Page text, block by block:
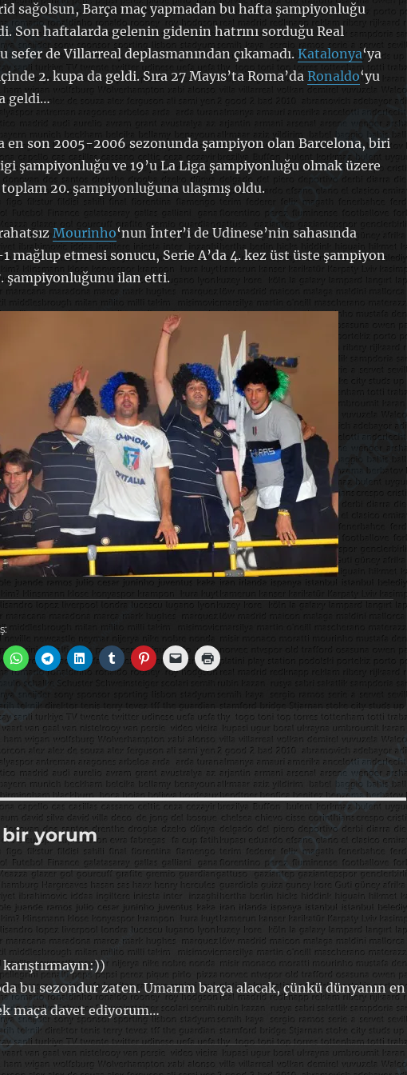
sağolsun, Barça maç yapmadan bu hafta şampiyonluğu
Son haftalarda gelenin gidenin hatrını sorduğu Real
sefer de Villarreal deplasmanından çıkamadı. Katalonya‘ya
2. kupa da geldi. Sıra 27 Mayıs’ta Roma’da Ronaldo‘yu
geldi…
en son 2005-2006 sezonunda şampiyon olan Barcelona, biri
şampiyonluğu ve 19’u La Liga şampiyonluğu olmak üzere
20. şampiyonluğuna ulaşmış oldu.
Mourinho‘nun İnter’i de Udinese’nin sahasında
mağlup etmesi sonucu, Serie A’da 4. kez üst üste şampiyon
şampiyonluğunu ilan etti.
bir yorum
bu sezondur zaten. Umarım barça alacak, çünkü dünyanın en
maça davet ediyorum…